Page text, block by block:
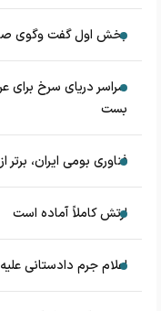
بخش اول گفت وگوی
سراسر دریای سرخ برای
بست
فناوری بومی ایران،
ارتش کاملاً آماده است
اعلام جرم دادستانی